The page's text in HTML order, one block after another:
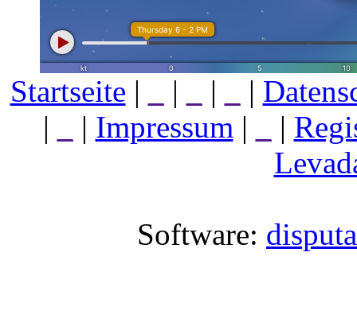
Startseite | | | |
|
| Impressum | |
Software: